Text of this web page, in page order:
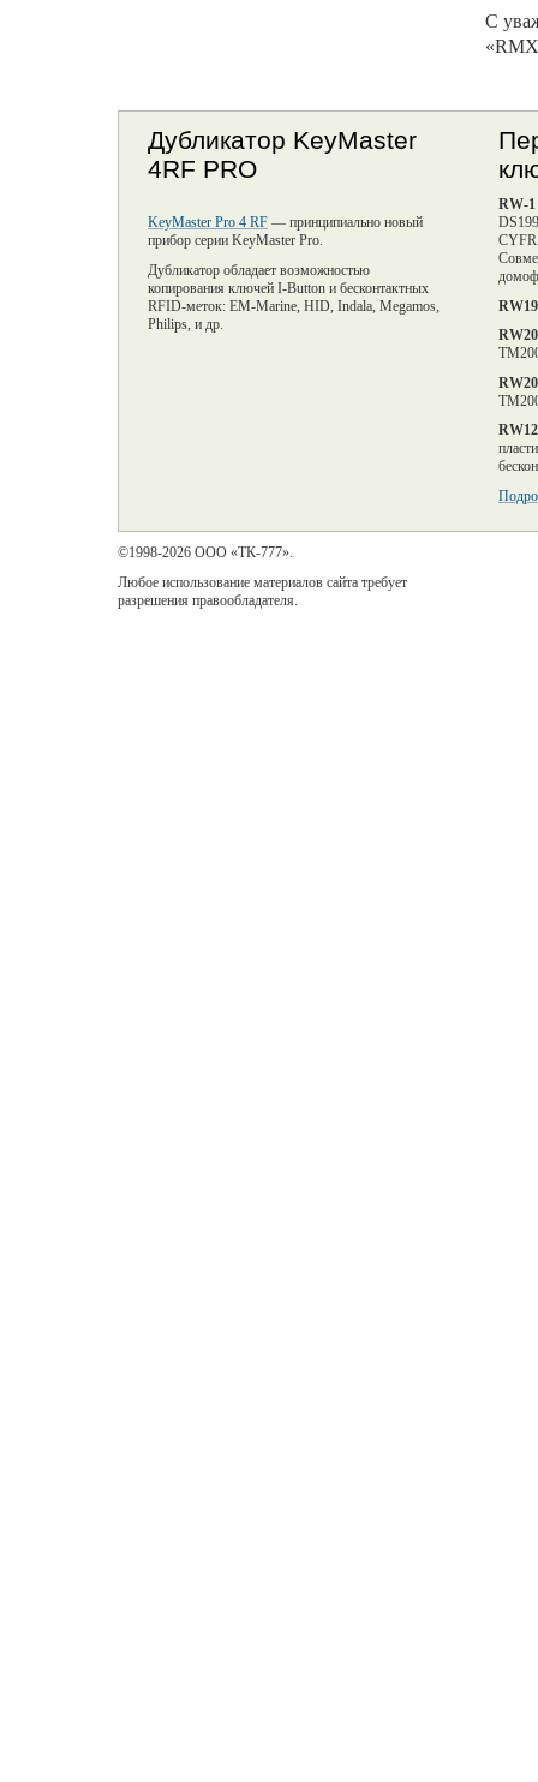
С
Дубликатор KeyMaster
4RF PRO
KeyMaster Pro 4 RF — принципиально новый
прибор серии KeyMaster Pro.
Дубликатор обладает возможностью
копирования ключей I-Button и бесконтактных
RFID-меток: EM-Marine, HID, Indala, Megamos,
Philips, и др.
RW-1
©1998-2026 ООО «ТК-777».
Любое использование материалов сайта требует
разрешения правообладателя.